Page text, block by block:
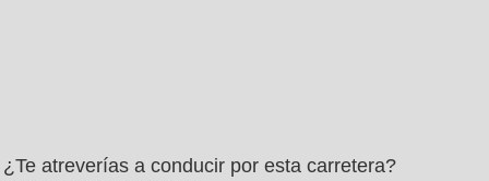
¿Te atreverías a conducir por esta carretera?